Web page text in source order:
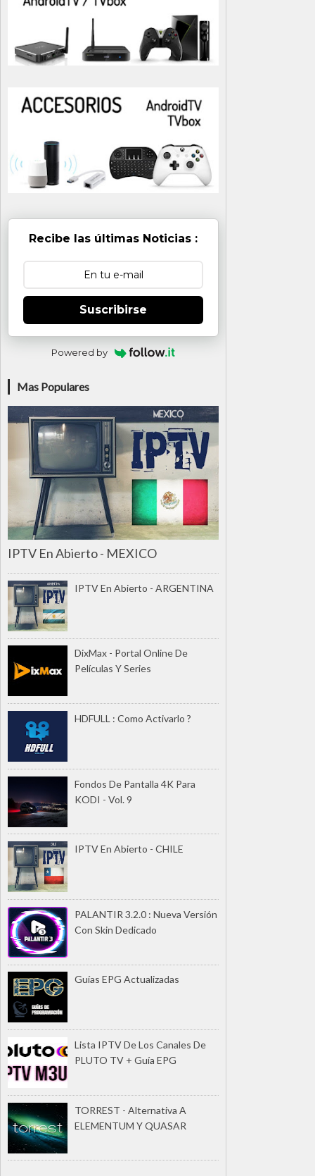
Recibe las últimas Noticias :
Suscribirse
Powered by
Mas Populares
IPTV En Abierto - MEXICO
IPTV En Abierto - ARGENTINA
DixMax - Portal Online De
Películas Y Series
HDFULL : Como Activarlo ?
Fondos De Pantalla 4K Para
KODI - Vol. 9
IPTV En Abierto - CHILE
PALANTIR 3.2.0 : Nueva Versión
Con Skin Dedicado
Guías EPG Actualizadas
Lista IPTV De Los Canales De
PLUTO TV + Guía EPG
TORREST - Alternativa A
ELEMENTUM Y QUASAR